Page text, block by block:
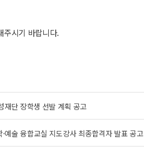
주시기 바랍니다.
재단 장학생 선발 계획 공고
예술 융합교실 지도강사 최종합격자 발표 공고